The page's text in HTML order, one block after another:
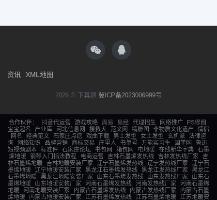
资讯 XML地图
2026 © 下真题 冀ICP备2023006999号
合作伙伴： 抖音代运营 游戏攻略 周易 易经 代理招生 网络推广
PS修图
宝宝起名
产业库 河北信息网 搜救犬 范文网 精雕图 非物质文化遗产
情侣
网名
经典范文 石家庄点痣 戏曲下载 男士发型 女士发型 玄机派
法律咨
询
网络知识 品牌营销 商标交易 庄里人 书单号 万能实习生 国学网
鲁迅
短视频剧本 标准件 石家庄论坛 书包网 箱包网 电地暖 在线新华字典 石墨
烯地暖 钢琴入门指法教程 电商运营 吉林石墨烯发热线 吉林发热线厂家
吉
林石墨烯地暖
吉林地暖安装厂家 辽宁石墨烯发热线 辽宁发热线厂家
辽宁石
墨烯地暖 辽宁地暖安装厂家 黑龙江石墨烯发热线 黑龙江发热线厂家
黑龙江
石墨烯地暖 黑龙江地暖安装厂家 山东石墨烯发热线 山东发热线厂家
山东石
墨烯地暖
山东地暖安装厂家 河南石墨烯发热线 河南发热线厂家
河南石墨烯
地暖 河南地暖安装厂家 内蒙古石墨烯发热线 内蒙古发热线厂家
内蒙古石墨
烯地暖
内蒙古地暖安装厂家 江苏石墨烯发热线 江苏石墨烯地暖 江苏地暖安